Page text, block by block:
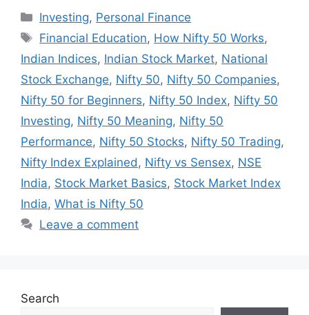
Categories
Investing, Personal Finance
Tags
Financial Education, How Nifty 50 Works,
Indian Indices, Indian Stock Market, National
Stock Exchange, Nifty 50, Nifty 50 Companies,
Nifty 50 for Beginners, Nifty 50 Index, Nifty 50
Investing, Nifty 50 Meaning, Nifty 50
Performance, Nifty 50 Stocks, Nifty 50 Trading,
Nifty Index Explained , Nifty vs Sensex, NSE
India, Stock Market Basics, Stock Market Index
India, What is Nifty 50
Leave a comment
Search